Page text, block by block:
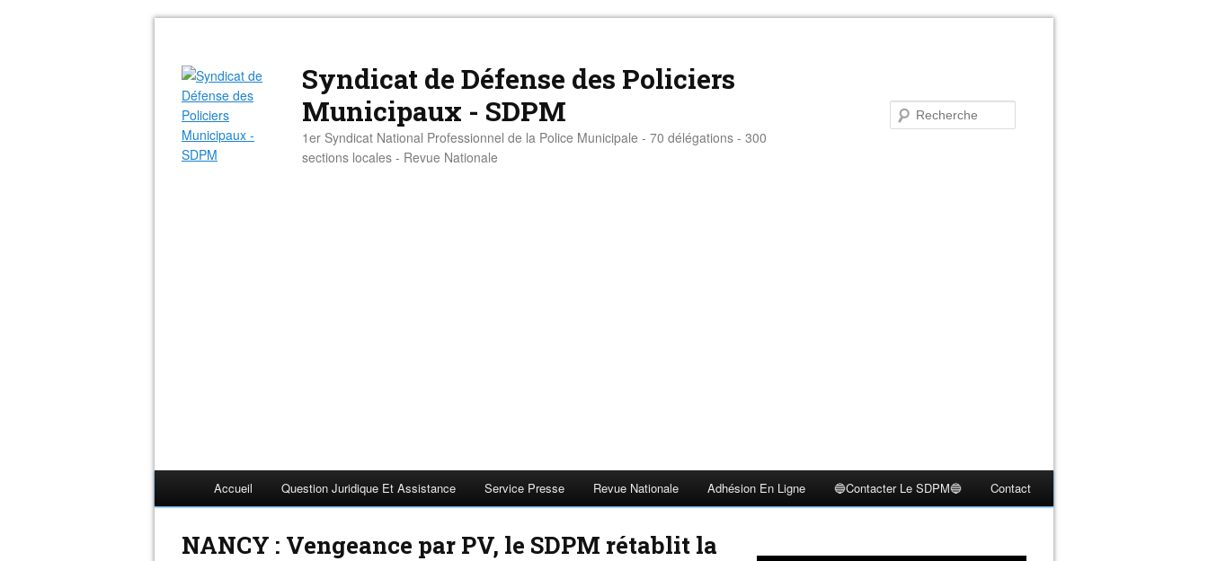
Syndicat de Défense des Policiers
Municipaux - SDPM
1er Syndicat National Professionnel de la Police Municipale - 70 délégations - 300
sections locales - Revue Nationale
Accueil Question Juridique Et Assistance Service Presse Revue Nationale Adhésion En Ligne 🔵Contacter Le SDPM🔵 Contact
NANCY : Vengeance par PV, le SDPM rétablit la